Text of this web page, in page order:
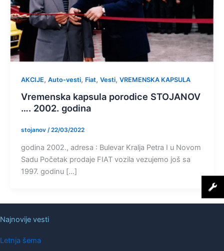
AKCIJE, Auto-vesti, Fiat, Vesti, VREMENSKA KAPSULA
Vremenska kapsula porodice STOJANOV
…. 2002. godina
stojanov /22/03/2022
godina 2002., adresa : Bulevar Kralja Petra I u Novom
Sadu Početak prodaje FIAT vozila vezujemo još sa
1997. godinu […]
Najnovije vesti
Letnja šema